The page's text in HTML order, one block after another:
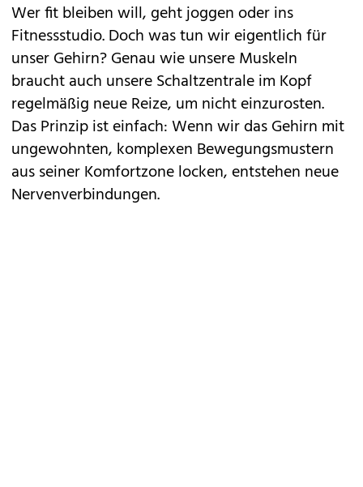
Wer fit bleiben will, gehtjoggenoder ins
Fitnessstudio. Doch was tun wir eigentlich für
unser Gehirn? Genau wie unsere Muskeln
braucht auch unsere Schaltzentrale im Kopf
regelmäßig neue Reize, um nicht einzurosten.
Das Prinzip ist einfach: Wenn wir dasGehirn mit
ungewohnten, komplexen Bewegungsmustern
aus seiner Komfortzone locken, entstehen neue
Nervenverbindungen.